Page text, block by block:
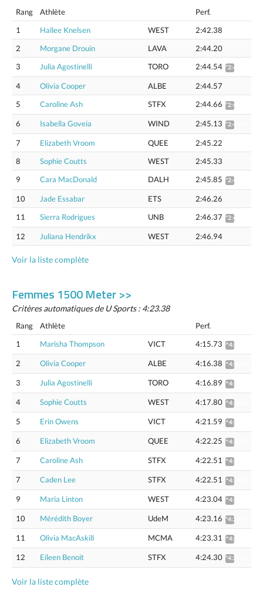
Rang Athlète
Perf.
1
Hallee Knelsen WEST
2:42.38
2
Morgane Drouin LAVA
2:44.20
3
Julia Agostinelli TORO 2:44.54 *2:46.33
4 Olivia Cooper ALBE
2:44.57
5
Caroline Ash STFX 2:44.66 *2:46.45
6 Isabella Goveia WIND 2:45.13 *2:46.93
7 Elizabeth Vroom QUEE
2:45.22
8
Sophie Coutts WEST
2:45.33
9
Cara MacDonald DALH 2:45.85 *2:47.66
10 Jade Essabar ETS
2:46.26
11
Sierra Rodrigues UNB 2:46.37 *2:48.89
12 Juliana Hendrikx WEST 2:46.94
Voir la liste complète
Femmes 1500 Meter >>
Critères automatiques de U Sports : 4:23.38
Rang Athlète
Perf.
1
Marisha Thompson VICT 4:15.73 ^4:36.30
2 Olivia Cooper ALBE 4:16.38 ^4:36.93
3 Julia Agostinelli TORO 4:16.89 ^4:37.61
4 Sophie Coutts WEST 4:17.80 ^4:38.65
5 Erin Owens VICT 4:21.59 ^4:42.72
6 Elizabeth Vroom QUEE 4:22.25 ^4:43.31
7 Caroline Ash STFX 4:22.51 ^4:46.47
7 Caden Lee STFX 4:22.51 ^4:46.48
9 Maria Linton WEST 4:23.04 ^4:44.31
10 Mérédith Boyer UdeM 4:23.16 *4:25.79
11 Olivia MacAskill MCMA 4:23.31 ^4:44.59
12 Eileen Benoit STFX 4:24.30 *4:27.82
Voir la liste complète